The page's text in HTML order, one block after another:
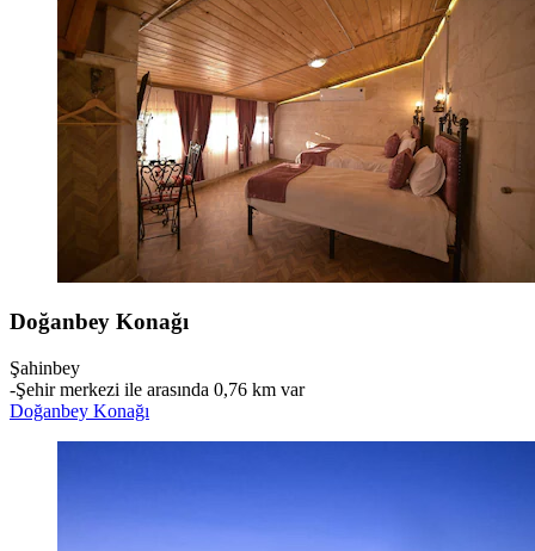
Doğanbey Konağı
Şahinbey
‐Şehir merkezi ile arasında 0,76 km var
Doğanbey Konağı